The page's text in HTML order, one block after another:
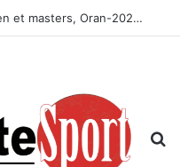
Championnat national d’été open et masters, Oran-2026 — Le CRB s’adjuge le titre